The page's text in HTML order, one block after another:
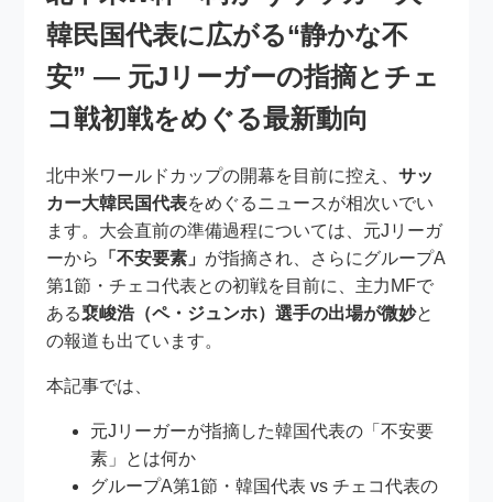
韓民国代表に広がる“静かな不
安” ― 元Jリーガーの指摘とチェ
コ戦初戦をめぐる最新動向
北中米ワールドカップの開幕を目前に控え、サッ
カー大韓民国代表をめぐるニュースが相次いでい
ます。大会直前の準備過程については、元Jリーガ
ーから
「不安要素」 が指摘され、さらにグループA
第1節・チェコ代表との初戦を目前に、主力MFで
ある裵峻浩（ペ・ジュンホ）選手の出場が微妙と
の報道も出ています。
本記事では、
元Jリーガーが指摘した韓国代表の「不安要
素」とは何か
グループA第1節・韓国代表 vs チェコ代表の